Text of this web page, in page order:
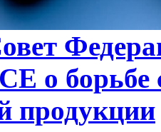
о борьбе
продукции